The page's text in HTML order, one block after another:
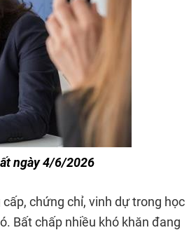
ngày 4/6/2026
chứng chỉ, vinh dự trong học
Bất chấp nhiều khó khăn đang